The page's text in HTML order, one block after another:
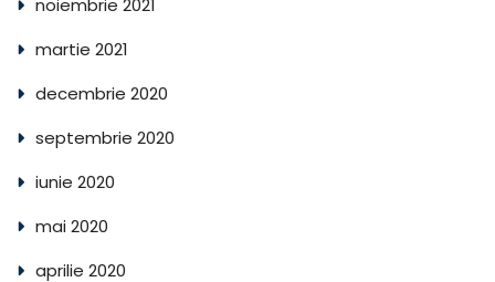
noiembrie 2021
martie 2021
decembrie 2020
septembrie 2020
iunie 2020
mai 2020
aprilie 2020